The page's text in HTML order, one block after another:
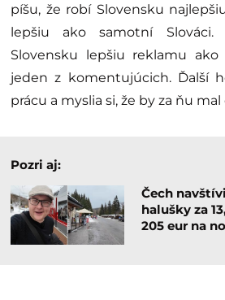
píšu, že robí Slovensku
lepšiu ako samotní
Slovensku lepšiu reklamu
jeden z komentujúcich. Ďalší
prácu a myslia si, že by za ňu
Pozri aj:
Čech
halušky za
205 eur na